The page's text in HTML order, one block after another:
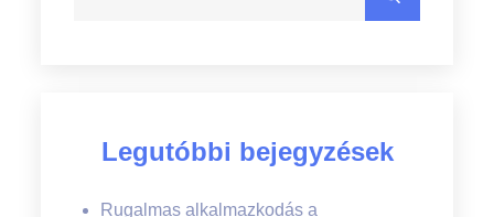
Legutóbbi bejegyzések
Rugalmas alkalmazkodás a